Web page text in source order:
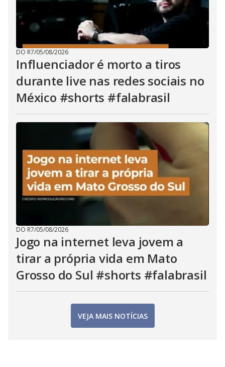
DO R7/05/08/2026
Influenciador é morto a tiros
durante live nas redes sociais no
México #shorts #falabrasil
DO R7/05/08/2026
Jogo na internet leva jovem a
tirar a própria vida em Mato
Grosso do Sul #shorts #falabrasil
VEJA MAIS NOTÍCIAS